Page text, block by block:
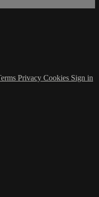
Privacy Cookies Sign in